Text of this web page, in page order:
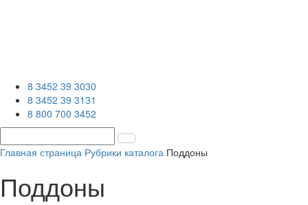
8 3452 39 3030
8 3452 39 3131
8 800 700 3452
Главная страница Рубрики каталога Поддоны
Поддоны